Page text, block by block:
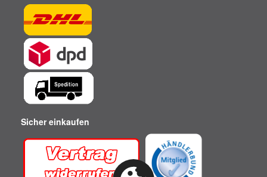
Sicher einkaufen